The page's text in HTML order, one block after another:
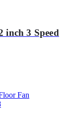
inch 3 Speed